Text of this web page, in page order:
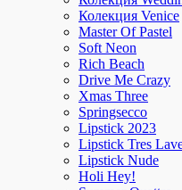
Колекция Venice
Master Of Pastel
Soft Neon
Rich Beach
Drive Me Crazy
Xmas Three
Springsecco
Lipstick 2023
Lipstick Tres
Lipstick Nude
Holi Hey!